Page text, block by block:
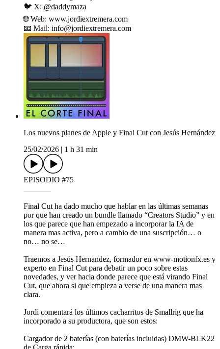
🐦 X: @daddymaza
🌐 Web: www.jordiextremera.com
📧 Mail: info@jordiextremera.com
Los nuevos planes de Apple y Final Cut con Jesús Hernández
25/02/2026
1 h 31 min
EPISODIO #75
Final Cut ha dado mucho que hablar en las últimas semanas
por que han creado un bundle llamado “Creators Studio” y en
los que parece que han empezado a incorporar la IA de
manera mas activa, pero a cambio de una suscripción… o
no… no se…
Traemos a Jesús Hernandez, formador en www-motionfx.es y
experto en Final Cut para debatir un poco sobre estas
novedades, y ver hacia donde parece que está virando Final
Cut, que ahora si que empieza a verse de una manera mas
clara.
Jordi comentará los últimos cacharritos de Smallrig que ha
incorporado a su productora, que son estos:
Cargador de 2 baterías (con baterías incluidas) DMW-BLK22